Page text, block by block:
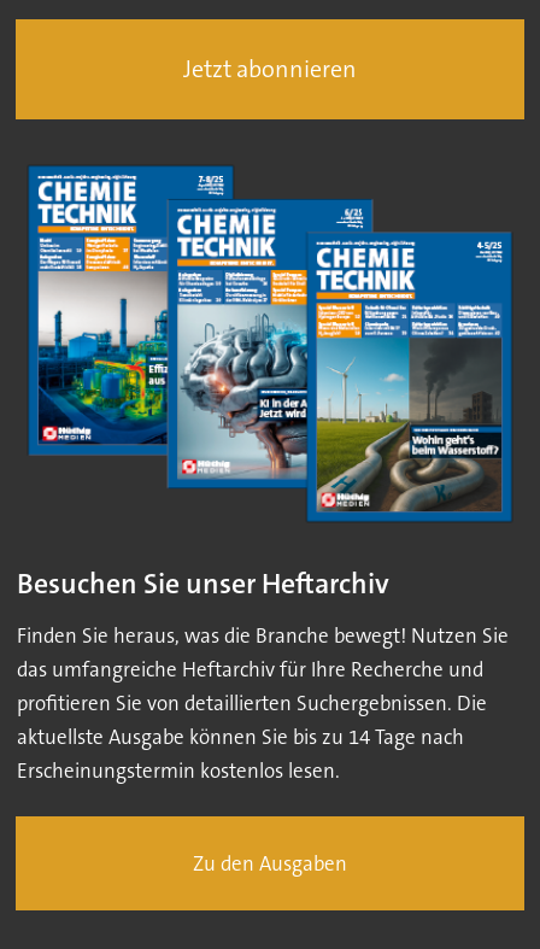
Jetzt abonnieren
Besuchen Sie unser Heftarchiv
Finden Sie heraus, was die Branche bewegt! Nutzen Sie
das umfangreiche Heftarchiv für Ihre Recherche und
profitieren Sie von detaillierten Suchergebnissen. Die
aktuellste Ausgabe können Sie bis zu 14 Tage nach
Erscheinungstermin kostenlos lesen.
Zu den Ausgaben